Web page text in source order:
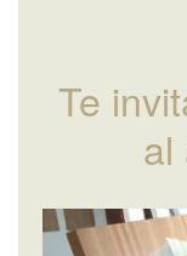
Te
al